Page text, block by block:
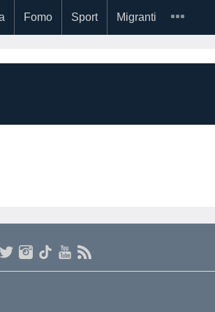
Fomo Sport Migranti